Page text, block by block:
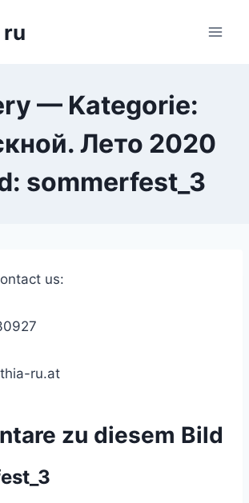
— Kategorie:
Лето 2020
sommerfest_3
us:
ru.at
zu diesem Bild